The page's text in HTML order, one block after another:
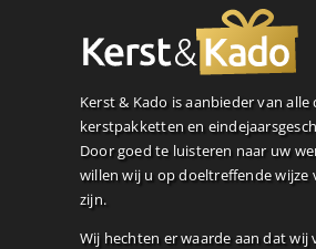
Kerst & Kado is aanbieder van alle
kerstpakketten en
Door goed te luisteren naar uw
willen wij u op doeltreffende wijze
zijn.
Wij hechten er waarde aan dat wij